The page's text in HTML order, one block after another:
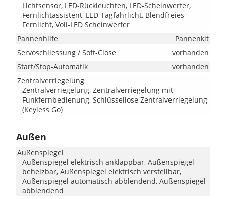
Lichtsensor, LED-Rückleuchten, LED-Scheinwerfer,
Fernlichtassistent, LED-Tagfahrlicht, Blendfreies
Fernlicht, Voll-LED Scheinwerfer
Pannenhilfe
Pannenkit
Servoschliessung / Soft-Close
vorhanden
Start/Stop-Automatik
vorhanden
Zentralverriegelung
Zentralverriegelung, Zentralverriegelung mit
Funkfernbedienung, Schlüssellose Zentralverriegelung
(Keyless Go)
Außen
Außenspiegel
Außenspiegel elektrisch anklappbar, Außenspiegel
beheizbar, Außenspiegel elektrisch verstellbar,
Außenspiegel automatisch abblendend, Außenspiegel
abblendend